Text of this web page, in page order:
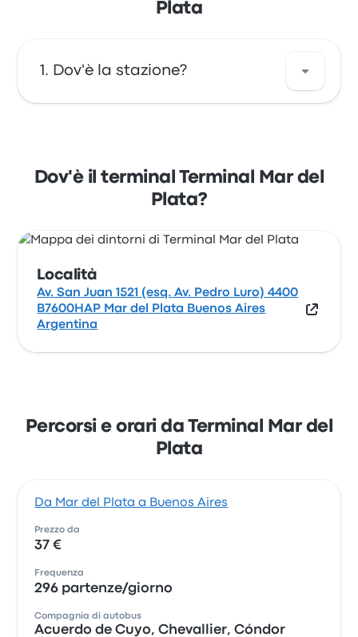
Plata
Dov'è la stazione?
B7600HAP Mar del Plata Buenos Aires
Argentina. Osserva la posizione di questa
fermata di autobus di Mar del Plata su una
Dov'è il terminal Terminal Mar del
Plata?
Località
Av. San Juan 1521 (esq. Av. Pedro Luro) 4400
B7600HAP Mar del Plata Buenos Aires
Argentina
Percorsi e orari da Terminal Mar del
Plata
Da Mar del Plata a Buenos Aires
Prezzo da
37 €
Frequenza
296 partenze/giorno
Compagnia di autobus
Acuerdo de Cuyo, Chevallier, Cóndor